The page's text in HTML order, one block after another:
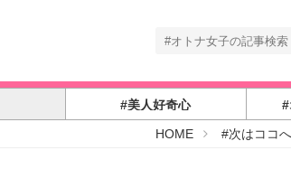
#美人好奇心
HOME#
#次はココ